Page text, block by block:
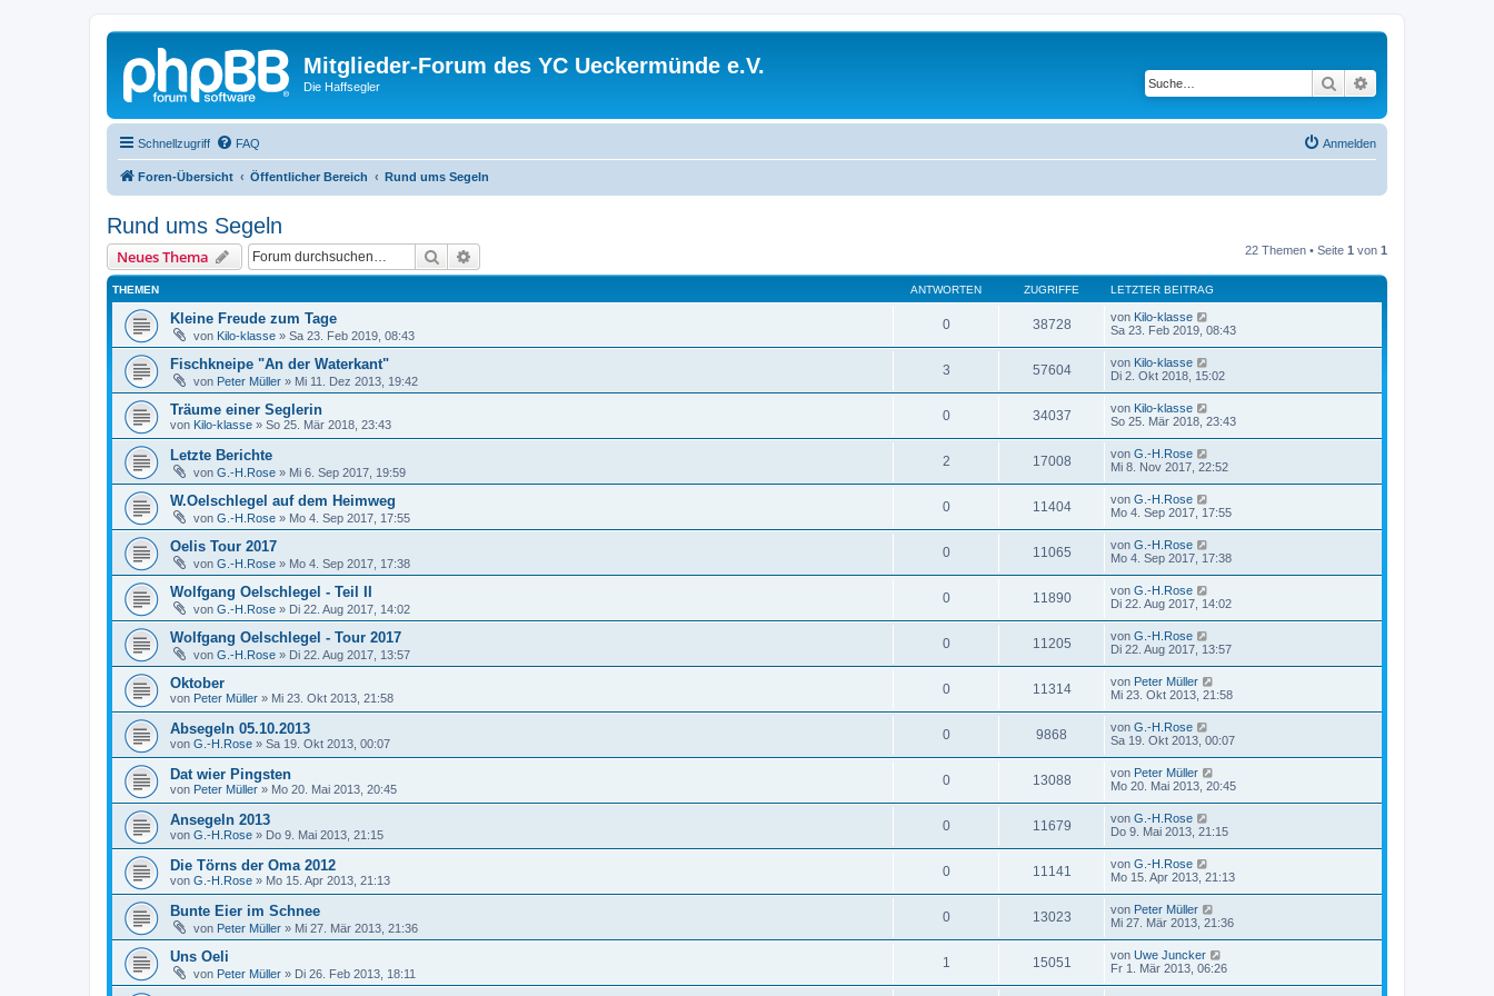
Mitglieder-Forum des YC Ueckermünde e.V.
Die Haffsegler Suche
Schnellzugriff FAQ Anmelden
Foren-Übersicht Öffentlicher Bereich Rund ums Segeln
Rund ums Segeln
Neues Thema Suche 22 Themen • Seite 1 von 1
THEMEN ANTWORTEN ZUGRIFFE LETZTER BEITRAG
Kleine Freude zum Tage
von Kilo-klasse » Sa 23. Feb 2019, 08:43
0 38728 von Kilo-klasse
Sa 23. Feb 2019, 08:43
Fischkneipe "An der Waterkant"
von Peter Müller » Mi 11. Dez 2013, 19:42
3 57604 von Kilo-klasse
Di 2. Okt 2018, 15:02
Träume einer Seglerin
von Kilo-klasse » So 25. Mär 2018, 23:43
0 34037 von Kilo-klasse
So 25. Mär 2018, 23:43
Letzte Berichte
von G.-H.Rose » Mi 6. Sep 2017, 19:59
2 17008 von G.-H.Rose
Mi 8. Nov 2017, 22:52
W.Oelschlegel auf dem Heimweg
von G.-H.Rose » Mo 4. Sep 2017, 17:55
0 11404 von G.-H.Rose
Mo 4. Sep 2017, 17:55
Oelis Tour 2017
von G.-H.Rose » Mo 4. Sep 2017, 17:38
0 11065 von G.-H.Rose
Mo 4. Sep 2017, 17:38
Wolfgang Oelschlegel - Teil II
von G.-H.Rose » Di 22. Aug 2017, 14:02
0 11890 von G.-H.Rose
Di 22. Aug 2017, 14:02
Wolfgang Oelschlegel - Tour 2017
von G.-H.Rose » Di 22. Aug 2017, 13:57
0 11205 von G.-H.Rose
Di 22. Aug 2017, 13:57
Oktober
von Peter Müller » Mi 23. Okt 2013, 21:58
0 11314 von Peter Müller
Mi 23. Okt 2013, 21:58
Absegeln 05.10.2013
von G.-H.Rose » Sa 19. Okt 2013, 00:07
0 9868 von G.-H.Rose
Sa 19. Okt 2013, 00:07
Dat wier Pingsten
von Peter Müller » Mo 20. Mai 2013, 20:45
0 13088 von Peter Müller
Mo 20. Mai 2013, 20:45
Ansegeln 2013
von G.-H.Rose » Do 9. Mai 2013, 21:15
0 11679 von G.-H.Rose
Do 9. Mai 2013, 21:15
Die Törns der Oma 2012
von G.-H.Rose » Mo 15. Apr 2013, 21:13
0 11141 von G.-H.Rose
Mo 15. Apr 2013, 21:13
Bunte Eier im Schnee
von Peter Müller » Mi 27. Mär 2013, 21:36
0 13023 von Peter Müller
Mi 27. Mär 2013, 21:36
Uns Oeli
von Peter Müller » Di 26. Feb 2013, 18:11
1 15051 von Uwe Juncker
Fr 1. Mär 2013, 06:26